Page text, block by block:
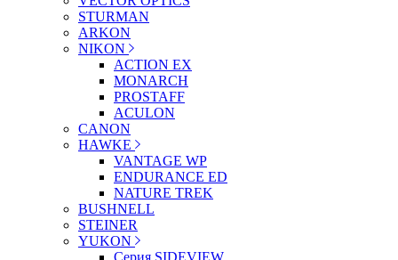
STURMAN
ARKON
NIKON
ACTION EX
MONARCH
PROSTAFF
ACULON
CANON
HAWKE
VANTAGE WP
ENDURANCE ED
NATURE TREK
BUSHNELL
STEINER
YUKON
Серия SIDEVIEW